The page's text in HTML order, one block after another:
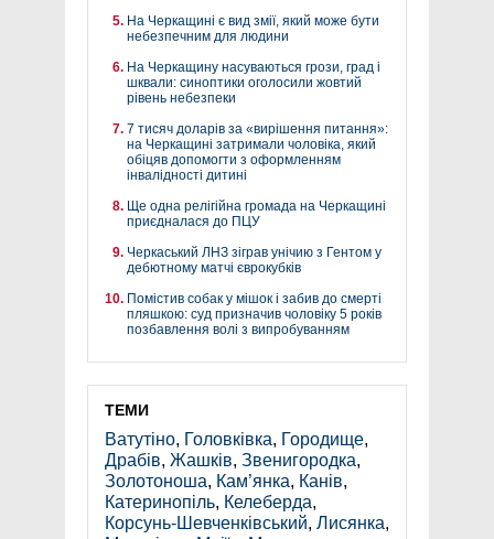
На Черкащині є вид змії, який може бути
небезпечним для людини
На Черкащину насуваються грози, град і
шквали: синоптики оголосили жовтий
рівень небезпеки
7 тисяч доларів за «вирішення питання»:
на Черкащині затримали чоловіка, який
обіцяв допомогти з оформленням
інвалідності дитині
Ще одна релігійна громада на Черкащині
приєдналася до ПЦУ
Черкаський ЛНЗ зіграв унічию з Гентом у
дебютному матчі єврокубків
Помістив собак у мішок і забив до смерті
пляшкою: суд призначив чоловіку 5 років
позбавлення волі з випробуванням
ТЕМИ
Ватутіно, Головківка, Городище,
Драбів, Жашків, Звенигородка,
Золотоноша, Кам’янка, Канів,
Катеринопіль, Келеберда,
Корсунь-Шевченківський, Лисянка,